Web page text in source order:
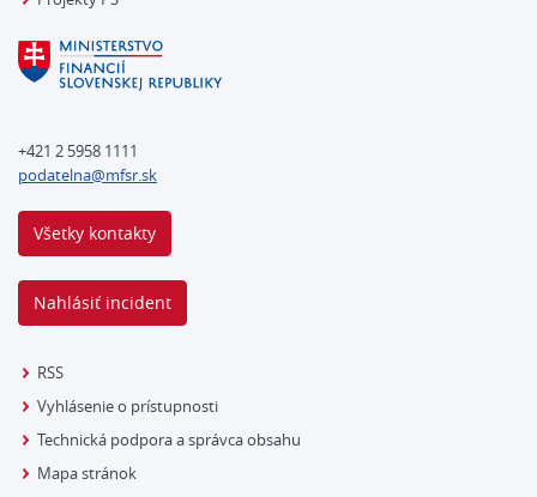
+421 2 5958 1111
podatelna@mfsr.sk
Všetky kontakty
Nahlásiť incident
RSS
Vyhlásenie o prístupnosti
Technická podpora a správca obsahu
Mapa stránok